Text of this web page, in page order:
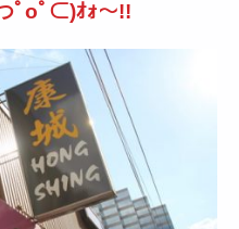
ﾟoﾟ⊂)ｵｫ〜!!